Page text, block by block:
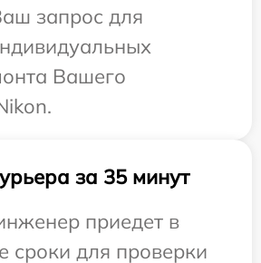
запрос для
Вашего
за 35 минут
приедет в
сроки для проверки